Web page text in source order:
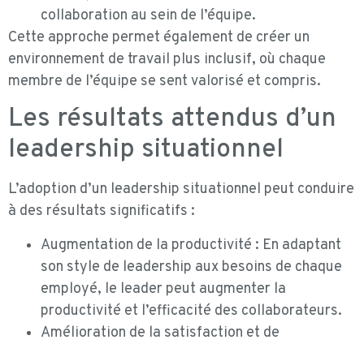
collaboration au sein de l’équipe.
Cette approche permet également de créer un
environnement de travail plus inclusif, où chaque
membre de l’équipe se sent valorisé et compris.
Les résultats attendus d’un
leadership situationnel
L’adoption d’un leadership situationnel peut conduire
à des résultats significatifs :
Augmentation de la productivité : En adaptant
son style de leadership aux besoins de chaque
employé, le leader peut augmenter la
productivité et l’efficacité des collaborateurs.
Amélioration de la satisfaction et de